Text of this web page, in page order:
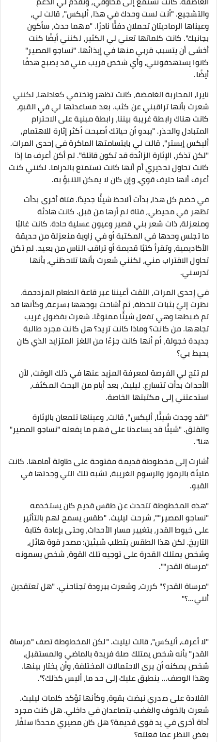
والتشجيع. "أنت لست وحدك في هذا، أليكس"، قالت لي،
وعيناها الرماديتان تحملان دفئًا نادرًا. "مهما حدث، سأكون
بجانبك". كانت كلماتها تعني لي الكثير، لكنني أيضًا كنت
أخشى أن يتسبب قربي منها في إيذائها. "نساجو المصير"
كانوا يستهدفونني، وأي شخص قريب مني قد يصبح هدفًا
أيضًا.
نايرا، المحاربة الغامضة، كانت تظهر وتختفي كعادتها، لكنني
شعرت بأنها تراقبني عن كثب. بعد مساعدتها لي في القبو،
كانت هناك رابطة غريبة بيننا، رابطة مبنية على الاحترام
المتبادل والحذر. "يبدو أن حياتك أصبحت أكثر إثارة للاهتمام،
أليكس إيستر"، قالت لي بابتسامتها الماكرة في إحدى المرات.
"لكن تذكر، الإثارة الزائدة قد تكون قاتلة". لم أكن أعرف ما إذا
كانت تحاول تحذيري أم أنها كانت تستمتع بالدراما. لكنني كنت
أعرف أنها حليف قوي، وإن كان لا يمكن التنبؤ به.
في خضم كل هذا، بدأت ألاحظ شيئًا جديدًا. فتاة أخرى بدأت
تظهر في محيطي، فتاة لم أرها من قبل. كانت هادئة
ومنعزلة، ذات شعر بني قصير وعيون عسلية حادة. كانت غالبًا
ما تجلس وحدها في المكتبة أو في زاوية منعزلة من حديقة
الأكاديمية، وتقرأ كتبًا قديمة أو تراقب الناس من بعيد. لم تكن
تحاول الاقتراب مني، لكنني شعرت بأنها تلاحظني، بأنها
تدرسني.
في إحدى المرات، التقت أعيننا عبر قاعة الطعام المزدحمة.
نظرت إليّ بثبات للحظة، ثم أشاحت بوجهها بسرعة، وكأنها قد
تم ضبطها وهي تفعل شيئًا ممنوعًا. شعرت بفضول غريب
تجاهها. من كانت؟ وماذا كانت تريد؟ هل كانت مجرد طالبة
جديدة خجولة، أم أنها كانت جزءًا من اللغز المتزايد الذي كان
يحيط بي؟
لم تتح لي الفرصة لمعرفة المزيد عنها في ذلك الوقت، لأن
الأحداث بدأت تتسارع. ليليث، بعد أيام من البحث المكثف،
استدعتني إلى مكتبتها الخاصة.
"لقد وجدت شيئًا، أليكس"، قالت، وعيناها تلمعان بالإثارة
والقلق. "شيئًا قد يساعدنا على فهم ما يفعله "نساجو المصير"
هنا".
أشارت إلى مخطوطة قديمة مفتوحة على طاولة أمامها. كانت
مليئة بالرموز والرسوم الغريبة، تشبه تلك التي وجدتها في
القبو.
"هذه المخطوطة تتحدث عن طقس قديم كان يستخدمه
"نساجو المصير""، شرحت ليليث. "طقس يسمح لهم بالتأثير
على خيوط القدر، بتغيير مسار الأحداث، وحتى بإعادة كتابة
التاريخ. لكن هذا الطقس يتطلب شيئين: مصدر قوة هائل،
وشخص يمتلك القدرة على توجيه تلك القوة، شخص يسمونه
"مرساة القدر"".
"مرساة القدر؟" كررت، وشعرت ببرودة تجتاحني. "هل تعتقدين
أنني...؟"
"لا أعرف، أليكس"، قالت ليليث. "لكن المخطوطة تصف "مرساة
القدر" بأنه شخص يمتلك صلة فريدة بالماضي والمستقبل،
شخص يمكنه أن يرى الاحتمالات المختلفة، وأن يختار بينها.
وهذا الوصف... ينطبق عليك إلى حد ما، أليس كذلك؟".
القلادة على صدري نبضت بقوة، وكأنها تؤكد كلمات ليليث.
شعرت بالخوف والغضب يتصاعدان في داخلي. هل كنت مجرد
أداة أخرى في يد قوى قديمة؟ هل كان مصيري محددًا سلفًا،
بغض النظر عما فعلته؟